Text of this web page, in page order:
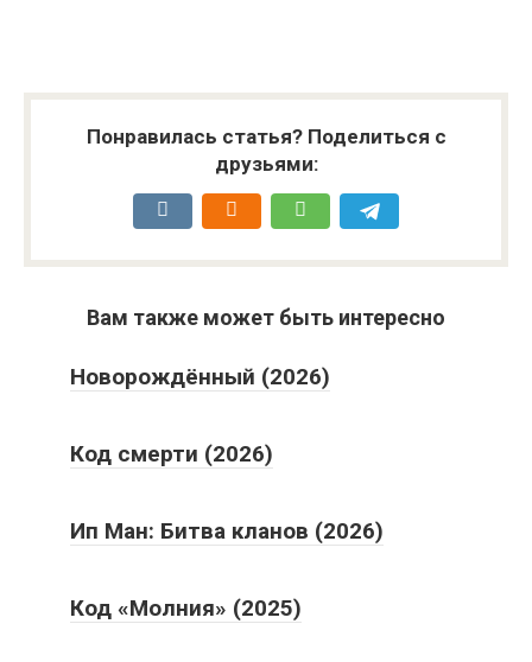
Понравилась статья? Поделиться с
друзьями:
Вам также может быть интересно
Новорождённый (2026)
Код смерти (2026)
Ип Ман: Битва кланов (2026)
Код «Молния» (2025)